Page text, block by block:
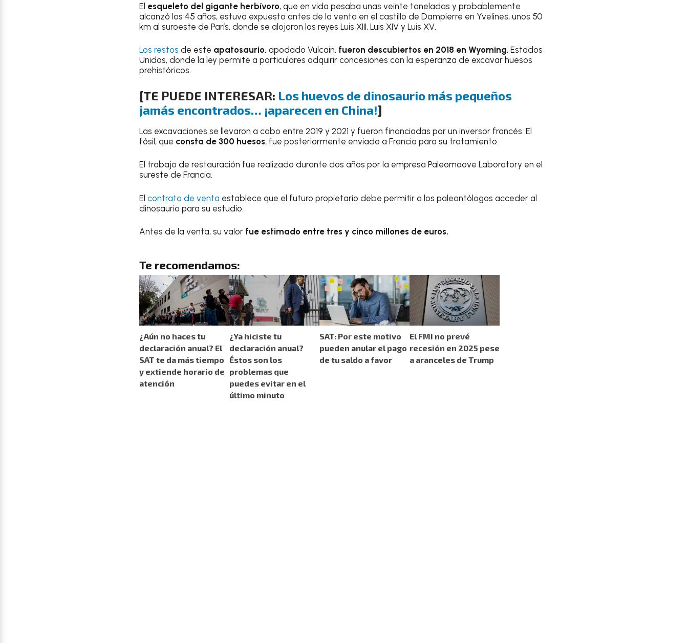
El esqueleto del gigante herbívoro, que en vida pesaba unas veinte toneladas y probablemente
alcanzó los 45 años, estuvo expuesto antes de la venta en el castillo de Dampierre en Yvelines, unos 50
km al suroeste de París, donde se alojaron los reyes Luis XIII, Luis XIV y Luis XV.
Los restos de este apatosaurio, apodado Vulcain, fueron descubiertos en 2018 en Wyoming, Estados
Unidos, donde la ley permite a particulares adquirir concesiones con la esperanza de excavar huesos
prehistóricos.
[TE PUEDE INTERESAR: Los huevos de dinosaurio más pequeños
jamás encontrados… ¡aparecen en China!]
Las excavaciones se llevaron a cabo entre 2019 y 2021 y fueron financiadas por un inversor francés. El
fósil, que consta de 300 huesos, fue posteriormente enviado a Francia para su tratamiento.
El trabajo de restauración fue realizado durante dos años por la empresa Paleomoove Laboratory en el
sureste de Francia.
El contrato de venta establece que el futuro propietario debe permitir a los paleontólogos acceder al
dinosaurio para su estudio.
Antes de la venta, su valor fue estimado entre tres y cinco millones de euros.
Te recomendamos:
¿Aún no haces tu
declaración anual? El
SAT te da más tiempo
y extiende horario de
atención
¿Ya hiciste tu
declaración anual?
Éstos son los
problemas que
puedes evitar en el
último minuto
SAT: Por este motivo
pueden anular el pago
de tu saldo a favor
El FMI no prevé
recesión en 2025 pese
a aranceles de Trump